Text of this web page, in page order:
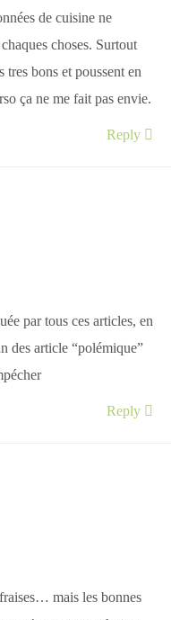
de cuisine ne
choses. Surtout
tres bons et poussent en
ça ne me fait pas envie.
Reply
par tous ces articles, en
des article “polémique”
Reply
mais les bonnes